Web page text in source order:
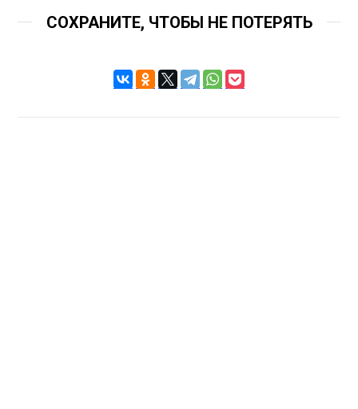
СОХРАНИТЕ, ЧТОБЫ НЕ ПОТЕРЯТЬ